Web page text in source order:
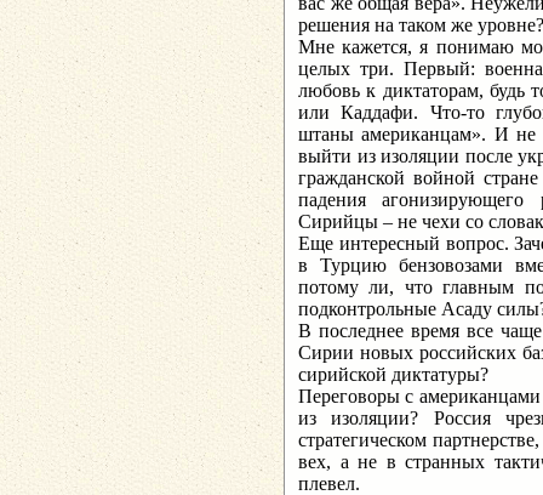
решения на таком же уровне?
Мне кажется, я понимаю
целых три. Первый:
любовь к диктаторам,
или Каддафи. Что-то
штаны американцам». И не
выйти из изоляции после
гражданской войной
падения
Сирийцы – не чехи со
Еще интересный вопрос.
в Турцию бензовозами
потому ли, что главным
подконтрольные Асаду
В последнее время все
Сирии новых российских
сирийской диктатуры?
Переговоры с американцами
из изоляции? Россия
стратегическом
вех, а не в странных
плевел.